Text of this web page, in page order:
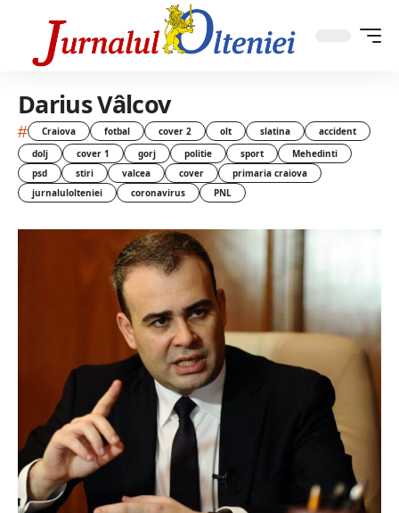
Darius Vâlcov
# Craiova fotbal cover 2 olt slatina
accident
dolj
cover 1 gorj politie sport
Mehedinti
psd
stiri valcea cover
primaria craiova
jurnalulolteniei
coronavirus PNL